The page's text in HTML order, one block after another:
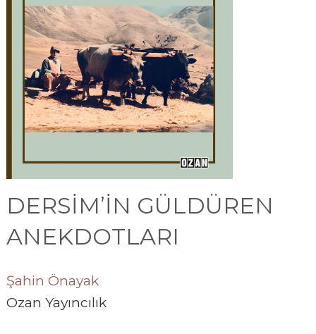
DERSİM’İN GÜLDÜREN
ANEKDOTLARI
Şahin Önayak
Ozan Yayıncılık